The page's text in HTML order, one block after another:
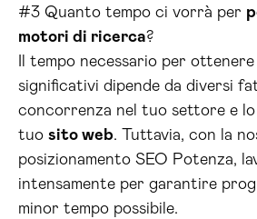
#3 Quanto tempo ci vorrà per
motori di ricerca?
Il tempo necessario per
significativi dipende da diversi
concorrenza nel tuo settore e
tuo sito web. Tuttavia, con la
posizionamento SEO Potenza,
intensamente per garantire
minor tempo possibile.